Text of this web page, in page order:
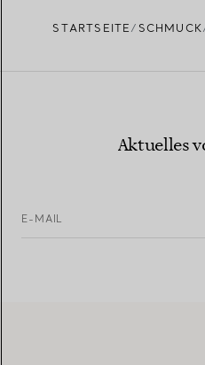
STARTSEITE SCHMUCK
Aktuelles
E-MAIL